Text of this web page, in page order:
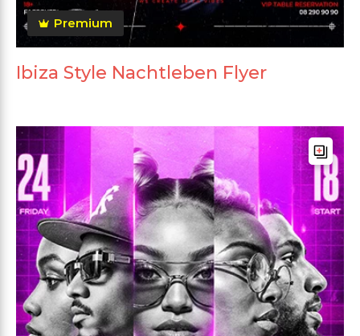
Premium
Ibiza Style Nachtleben Flyer